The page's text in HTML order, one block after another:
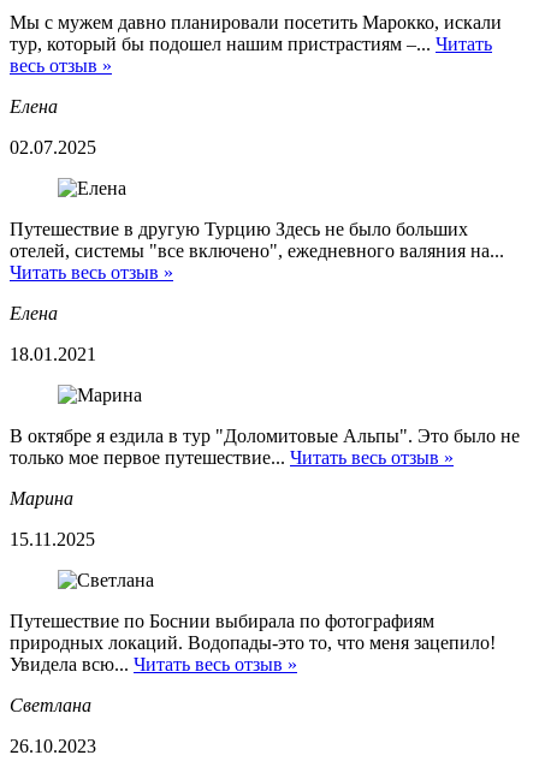
Мы с мужем давно планировали посетить Марокко, искали
тур, который бы подошел нашим пристрастиям –... Читать
весь отзыв »
Елена
02.07.2025
Путешествие в другую Турцию Здесь не было больших
отелей, системы "все включено", ежедневного валяния на...
Читать весь отзыв »
Елена
18.01.2021
В октябре я ездила в тур "Доломитовые Альпы". Это было не
только мое первое путешествие... Читать весь отзыв »
Марина
15.11.2025
Путешествие по Боснии выбирала по фотографиям
природных локаций. Водопады-это то, что меня зацепило!
Увидела всю... Читать весь отзыв »
Светлана
26.10.2023